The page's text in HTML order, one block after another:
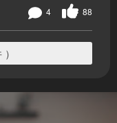
88
4